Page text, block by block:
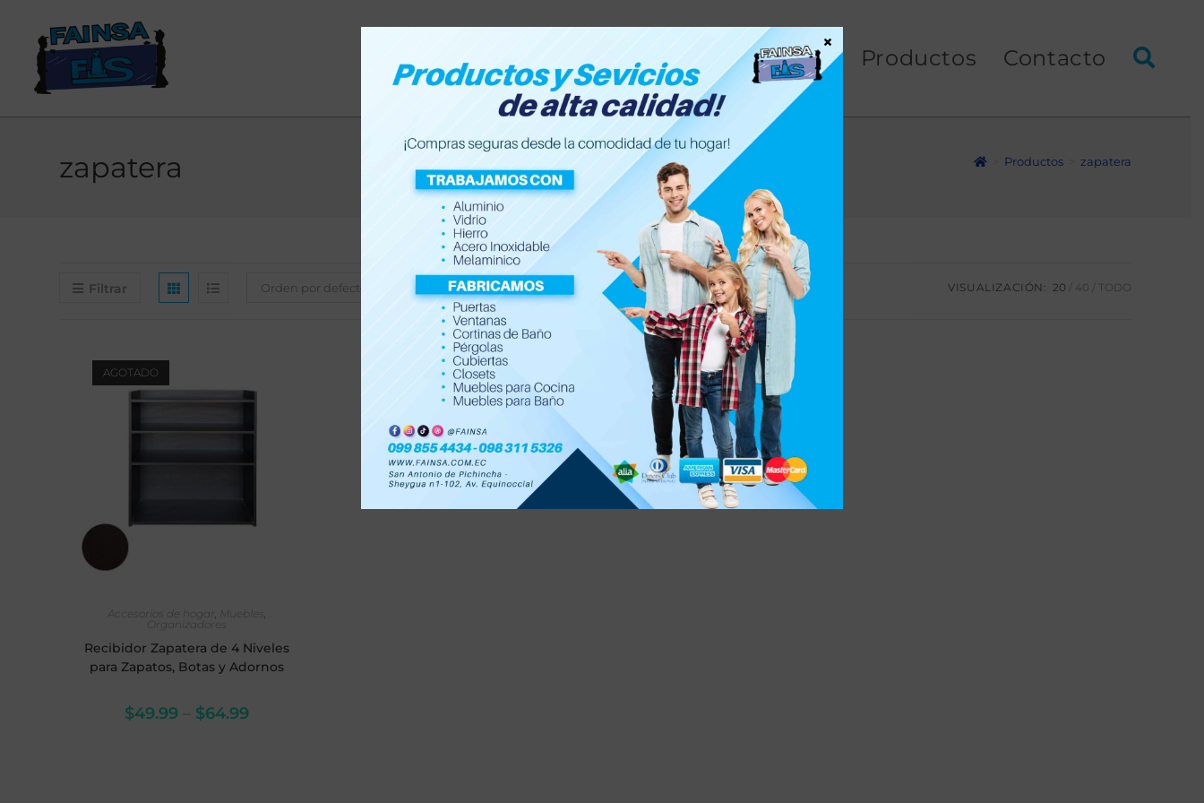
Nosotros Servicios Productos Contacto
zapatera Productos zapatera
Filtrar Orden por defecto VISUALIZACIÓN: 20 40 TODO
AGOTADO
Accesorios de hogar
Muebles
Organizadores
Recibidor Zapatera de 4 Niveles
para Zapatos, Botas y Adornos
$49.99 – $64.99
×